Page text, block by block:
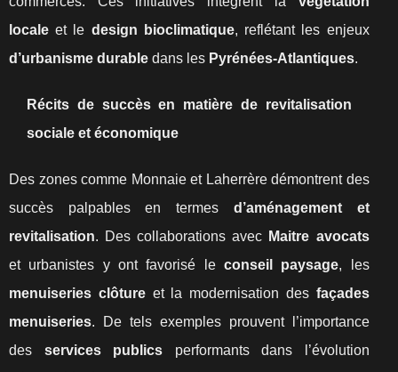
locale et le design bioclimatique, reflétant les enjeux
d’urbanisme durable dans les Pyrénées-Atlantiques.
Récits de succès en matière de revitalisation
sociale et économique
Des zones comme Monnaie et Laherrère démontrent des
succès palpables en termes d’aménagement et
revitalisation. Des collaborations avec Maitre avocats
et urbanistes y ont favorisé le conseil paysage, les
menuiseries clôtureet la modernisation des façades
menuiseries. De tels exemples prouvent l’importance
des services publics performants dans l’évolution